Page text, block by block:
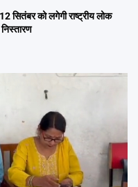
को लगेगी राष्ट्रीय लोक